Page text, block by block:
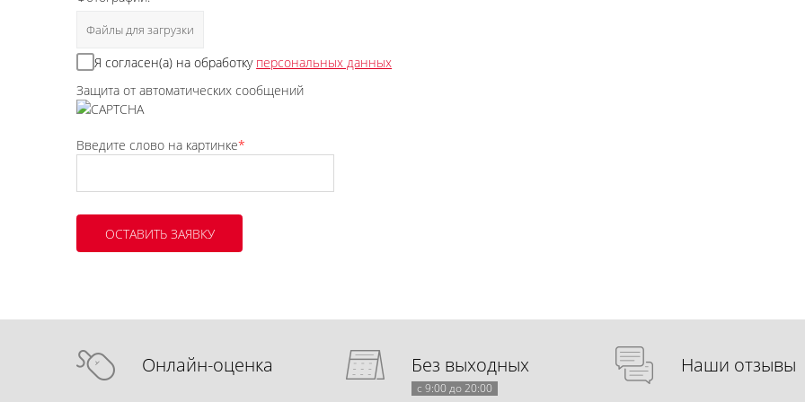
Файлы для загрузки
Я согласен(а) на обработку персональных данных
Защита от автоматических сообщений
Введите слово на картинке*
Онлайн-оценка Без выходных
с 9:00 до 20:00
Наши отзывы